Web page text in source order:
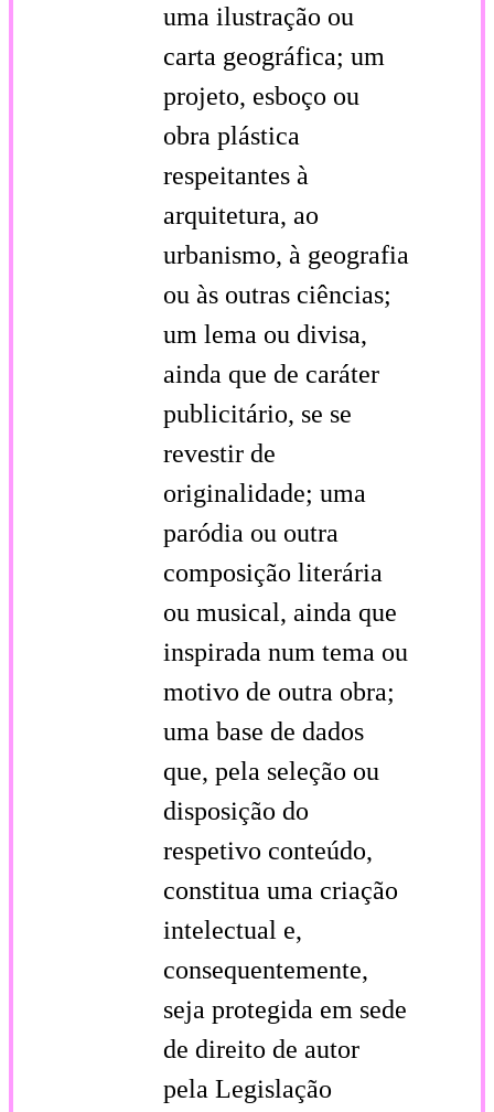
uma ilustração ou
carta geográfica; um
projeto, esboço ou
obra plástica
respeitantes à
arquitetura, ao
urbanismo, à geografia
ou às outras ciências;
um lema ou divisa,
ainda que de caráter
publicitário, se se
revestir de
originalidade; uma
paródia ou outra
composição literária
ou musical, ainda que
inspirada num tema ou
motivo de outra obra;
uma base de dados
que, pela seleção ou
disposição do
respetivo conteúdo,
constitua uma criação
intelectual e,
consequentemente,
seja protegida em sede
de direito de autor
pela Legislação